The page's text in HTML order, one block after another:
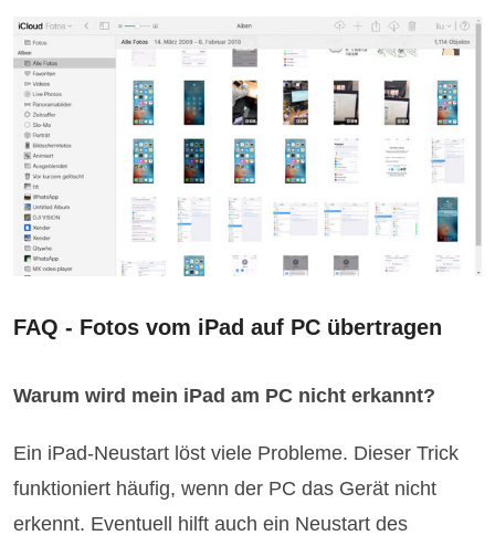
FAQ - Fotos vom iPad auf PC übertragen
Warum wird mein iPad am PC nicht erkannt?
Ein iPad-Neustart löst viele Probleme. Dieser Trick
funktioniert häufig, wenn der PC das Gerät nicht
erkennt. Eventuell hilft auch ein Neustart des